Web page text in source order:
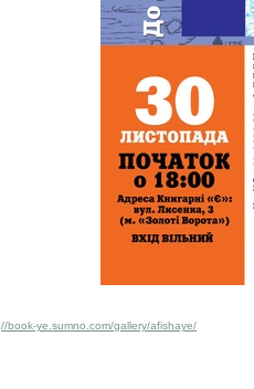
//book-ye.sumno.com/gallery/afishaye/